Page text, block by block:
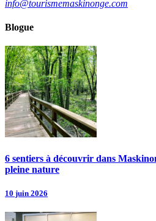
info@tourismemaskinonge.com
Blogue
6 sentiers à découvrir dans
pleine nature
10 juin 2026